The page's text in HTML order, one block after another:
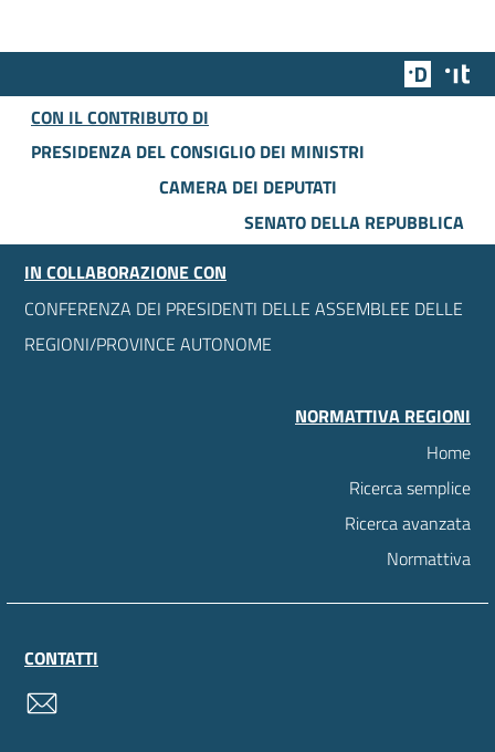
Team
CON IL CONTRIBUTO DI
PRESIDENZA DEL CONSIGLIO DEI MINISTRI
CAMERA DEI DEPUTATI
SENATO DELLA REPUBBLICA
IN COLLABORAZIONE CON
CONFERENZA DEI PRESIDENTI DELLE ASSEMBLEE DELLE
REGIONI/PROVINCE AUTONOME
NORMATTIVA REGIONI
Home
Ricerca semplice
Ricerca avanzata
Normattiva
CONTATTI